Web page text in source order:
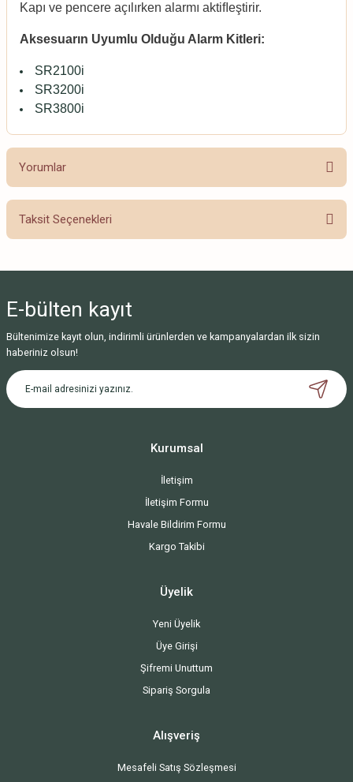
Kapı ve pencere açılırken alarmı aktiﬂeştirir.
Aksesuarın Uyumlu Olduğu Alarm Kitleri:
SR2100i
SR3200i
SR3800i
Yorumlar
Bu ürüne ilk yorumu siz yapın!
Taksit Seçenekleri
E-bülten kayıt
Bültenimize kayıt olun, indirimli ürünlerden ve kampanyalardan ilk sizin
haberiniz olsun!
Kurumsal
İletişim
İletişim Formu
Havale Bildirim Formu
Kargo Takibi
Üyelik
Yeni Üyelik
Üye Girişi
Şifremi Unuttum
Sipariş Sorgula
Alışveriş
Mesafeli Satış Sözleşmesi